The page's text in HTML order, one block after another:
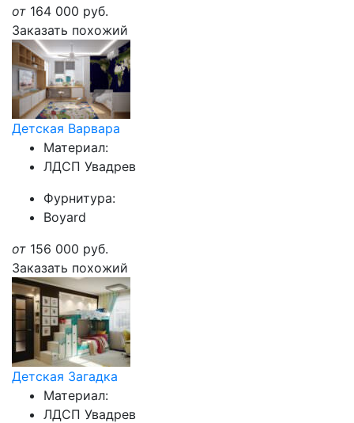
от 164 000 руб.
Заказать похожий
Детская Варвара
Материал:
ЛДСП Увадрев
Фурнитура:
Boyard
от 156 000 руб.
Заказать похожий
Детская Загадка
Материал:
ЛДСП Увадрев